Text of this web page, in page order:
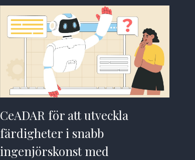
CeADAR för att utveckla
färdigheter i snabb
ingenjörskonst med